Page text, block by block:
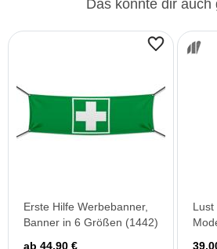
Das könnte dir auch
Erste Hilfe Werbebanner,
Banner in 6 Größen (1442)
ab 44,90 €
Lust